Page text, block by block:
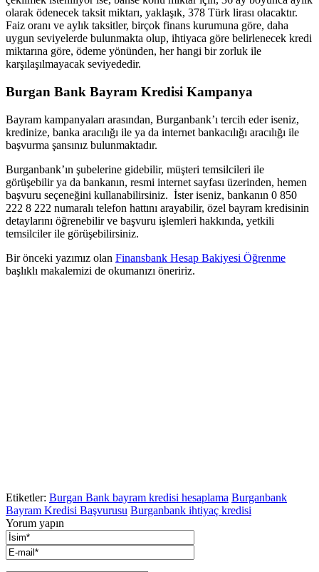
olarak ödenecek taksit miktarı, yaklaşık, 378 Türk lirası olacaktır.
Faiz oranı ve aylık taksitler, birçok finans kurumuna göre, daha
uygun seviyelerde bulunmakta olup, ihtiyaca göre belirlenecek kredi
miktarına göre, ödeme yönünden, her hangi bir zorluk ile
karşılaşılmayacak seviyededir.
Burgan Bank Bayram Kredisi Kampanya
Bayram kampanyaları arasından, Burganbank’ı tercih eder iseniz,
kredinize, banka aracılığı ile ya da internet bankacılığı aracılığı ile
başvurma şansınız bulunmaktadır.
Burganbank’ın şubelerine gidebilir, müşteri temsilcileri ile
görüşebilir ya da bankanın, resmi internet sayfası üzerinden, hemen
başvuru seçeneğini kullanabilirsiniz. İster iseniz, bankanın 0 850
222 8 222 numaralı telefon hattını arayabilir, özel bayram kredisinin
detaylarını öğrenebilir ve başvuru işlemleri hakkında, yetkili
temsilciler ile görüşebilirsiniz.
Bir önceki yazımız olan Finansbank Hesap Bakiyesi Öğrenme
başlıklı makalemizi de okumanızı öneririz.
Etiketler: Burgan Bank bayram kredisi hesaplama Burganbank
Bayram Kredisi Başvurusu Burganbank ihtiyaç kredisi
Yorum yapın